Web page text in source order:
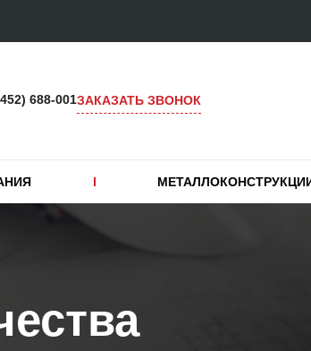
688-001ЗАКАЗАТЬ ЗВОНОК